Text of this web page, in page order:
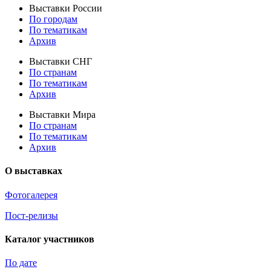
Выставки России
По городам
По тематикам
Архив
Выставки СНГ
По странам
По тематикам
Архив
Выставки Мира
По странам
По тематикам
Архив
О выставках
Фотогалерея
Пост-релизы
Каталог участников
По дате